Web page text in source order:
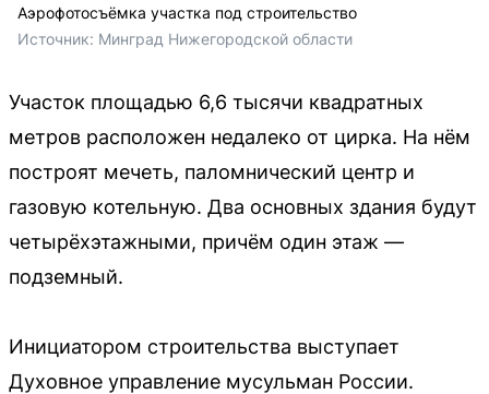
Аэрофотосъёмка участка под строительство
Источник: Минград Нижегородской области
Участок площадью 6,6 тысячи квадратных
метров расположен недалеко от цирка. На нём
построят мечеть, паломнический центр и
газовую котельную. Два основных здания будут
четырёхэтажными, причём один этаж —
подземный.
Инициатором строительства выступает
Духовное управление мусульман России.